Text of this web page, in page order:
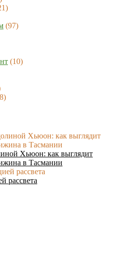
(97)
(10)
Хьюон: как выглядит
в Тасмании
рассвета